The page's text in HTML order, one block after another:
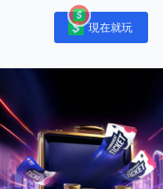
Notifications
現在就玩